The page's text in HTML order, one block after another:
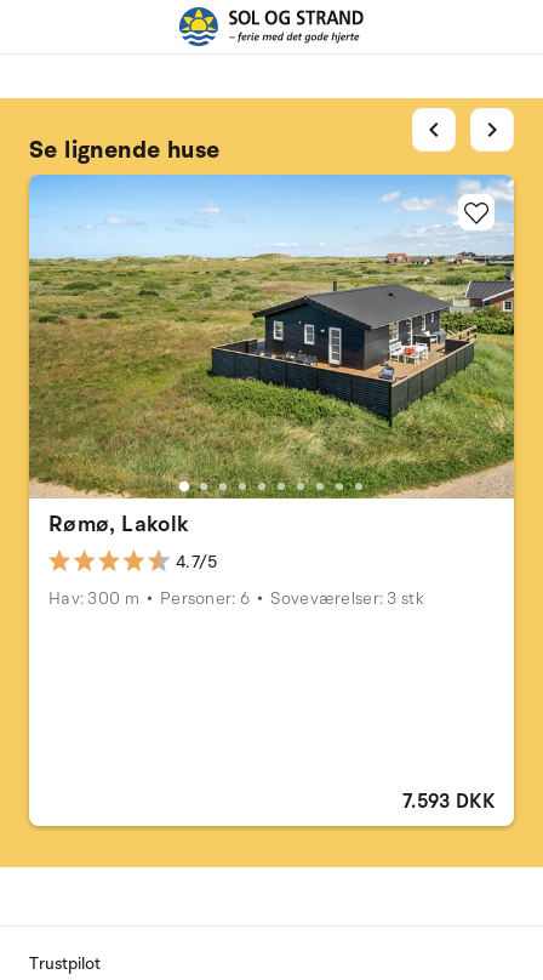
Se lignende huse
Rømø, Lakolk
4.7/5
Hav: 300 m
Personer: 6 Soveværelser: 3 stk
7.593 DKK
chevron_left chevron_right
Trustpilot